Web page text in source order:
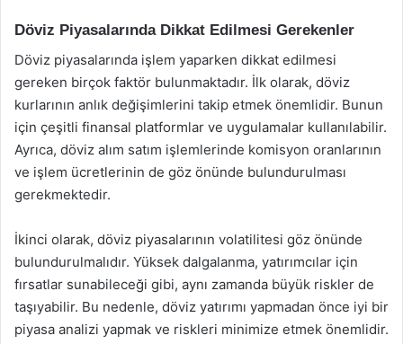
Döviz Piyasalarında Dikkat Edilmesi Gerekenler
Döviz piyasalarında işlem yaparken dikkat edilmesi
gereken birçok faktör bulunmaktadır. İlk olarak, döviz
kurlarının anlık değişimlerini takip etmek önemlidir. Bunun
için çeşitli finansal platformlar ve uygulamalar kullanılabilir.
Ayrıca, döviz alım satım işlemlerinde komisyon oranlarının
ve işlem ücretlerinin de göz önünde bulundurulması
gerekmektedir.
İkinci olarak, döviz piyasalarının volatilitesi göz önünde
bulundurulmalıdır. Yüksek dalgalanma, yatırımcılar için
fırsatlar sunabileceği gibi, aynı zamanda büyük riskler de
taşıyabilir. Bu nedenle, döviz yatırımı yapmadan önce iyi bir
piyasa analizi yapmak ve riskleri minimize etmek önemlidir.